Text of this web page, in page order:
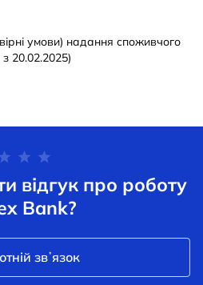
умови) надання споживчого
з 20.02.2025)
відгук про роботу
Bank?
звʼязок